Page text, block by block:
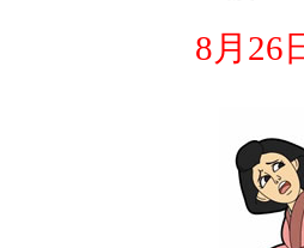
8月26